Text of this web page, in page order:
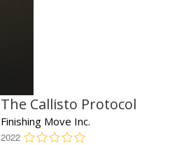
The Callisto Protocol
Finishing Move Inc.
2022